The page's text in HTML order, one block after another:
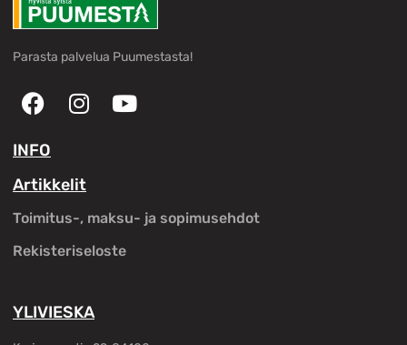
Parasta palvelua Puumestasta!
INFO
Artikkelit
Toimitus-, maksu- ja sopimusehdot
Rekisteriseloste
YLIVIESKA